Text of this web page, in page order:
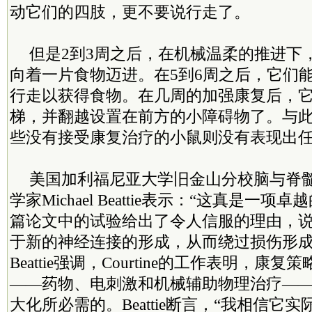
动它们的四肢，更不要说行走了。
但是2到3周之后，在机械温柔的推进下
向着一片食物迈进。在5到6周之后，它们
行走以获得食物。在几周的加强康复后，
梯，并翻越设置在前方的小障碍物了。与
些没有接受康复治疗的小鼠则没有表现出
美国加利福尼亚大学旧金山分校脑与脊
学家Michael Beattie表示：“这真是一项卓
篇论文中的试验给出了令人信服的理由，
于新的神经连接的形成，从而绕过损伤形
Beattie强调，Courtine的工作表明，康复策
——药物、电刺激和机械辅助物理治疗——
大化所必需的。Beattie断言，“我相信它实